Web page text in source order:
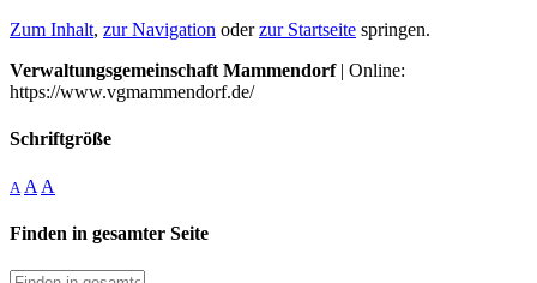
Zum Inhalt, zur Navigation oderzur Startseite springen.
Verwaltungsgemeinschaft Mammendorf| Online:
https://www.vgmammendorf.de/
Schriftgröße
A A A
Finden in gesamter Seite